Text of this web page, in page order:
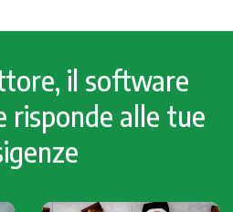
il software
risponde alle tue